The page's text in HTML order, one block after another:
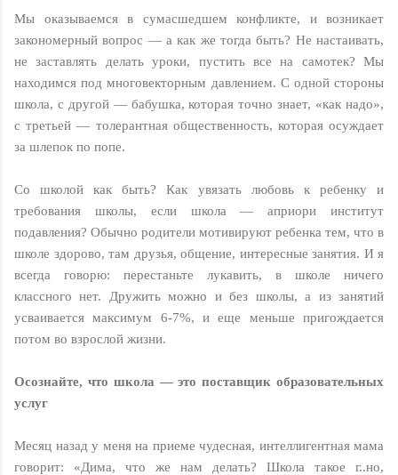
Мы оказываемся в сумасшедшем конфликте, и возникает
закономерный вопрос — а как же тогда быть? Не настаивать,
не заставлять делать уроки, пустить все на самотек? Мы
находимся под многовекторным давлением. С одной стороны
школа, с другой — бабушка, которая точно знает, «как надо»,
с третьей — толерантная общественность, которая осуждает
за шлепок по попе.
Со школой как быть? Как увязать любовь к ребенку и
требования школы, если школа — априори институт
подавления? Обычно родители мотивируют ребенка тем, что в
школе здорово, там друзья, общение, интересные занятия. И я
всегда говорю: перестаньте лукавить, в школе ничего
классного нет. Дружить можно и без школы, а из занятий
усваивается максимум 6-7%, и еще меньше пригождается
потом во взрослой жизни.
Осознайте, что школа — это поставщик образовательных
услуг
Месяц назад у меня на приеме чудесная, интеллигентная мама
говорит: «Дима, что же нам делать? Школа такое г..но,